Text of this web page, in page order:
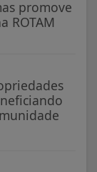
promove
ROTAM